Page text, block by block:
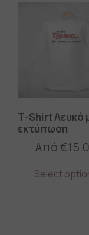
T-Shirt Λευκό
εκτύπωση
Από€
Select